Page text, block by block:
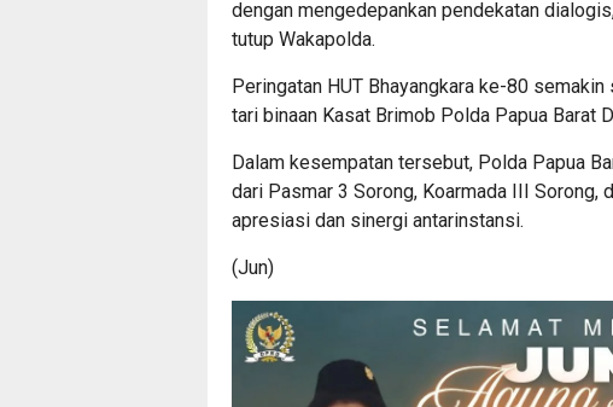
dengan mengedepankan pendekatan
tutup Wakapolda.
Peringatan HUT Bhayangkara ke-80
tari binaan Kasat Brimob Polda Papua Barat
Dalam kesempatan tersebut, Polda Papua
dari Pasmar 3 Sorong, Koarmada III
apresiasi dan sinergi antarinstansi.
(Jun)